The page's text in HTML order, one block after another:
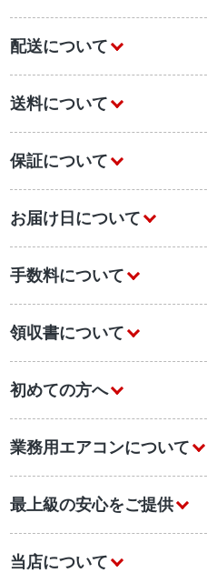
配送について
送料について
保証について
お届け日について
手数料について
領収書について
初めての方へ
業務用エアコンについて
最上級の安心をご提供
当店について